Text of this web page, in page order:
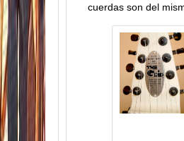
cuerdas son del